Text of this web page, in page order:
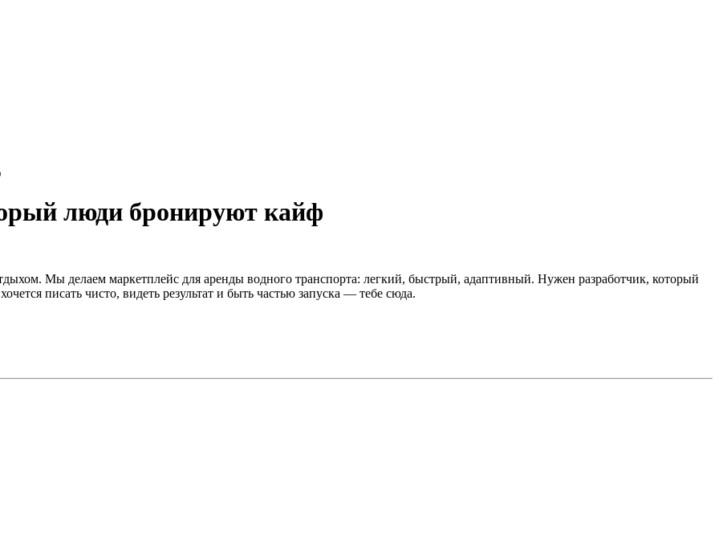
люди бронируют кайф
Мы делаем маркетплейс для аренды водного транспорта: легкий, быстрый, адаптивный. Нужен разработчик, который
писать чисто, видеть результат и быть частью запуска — тебе сюда.